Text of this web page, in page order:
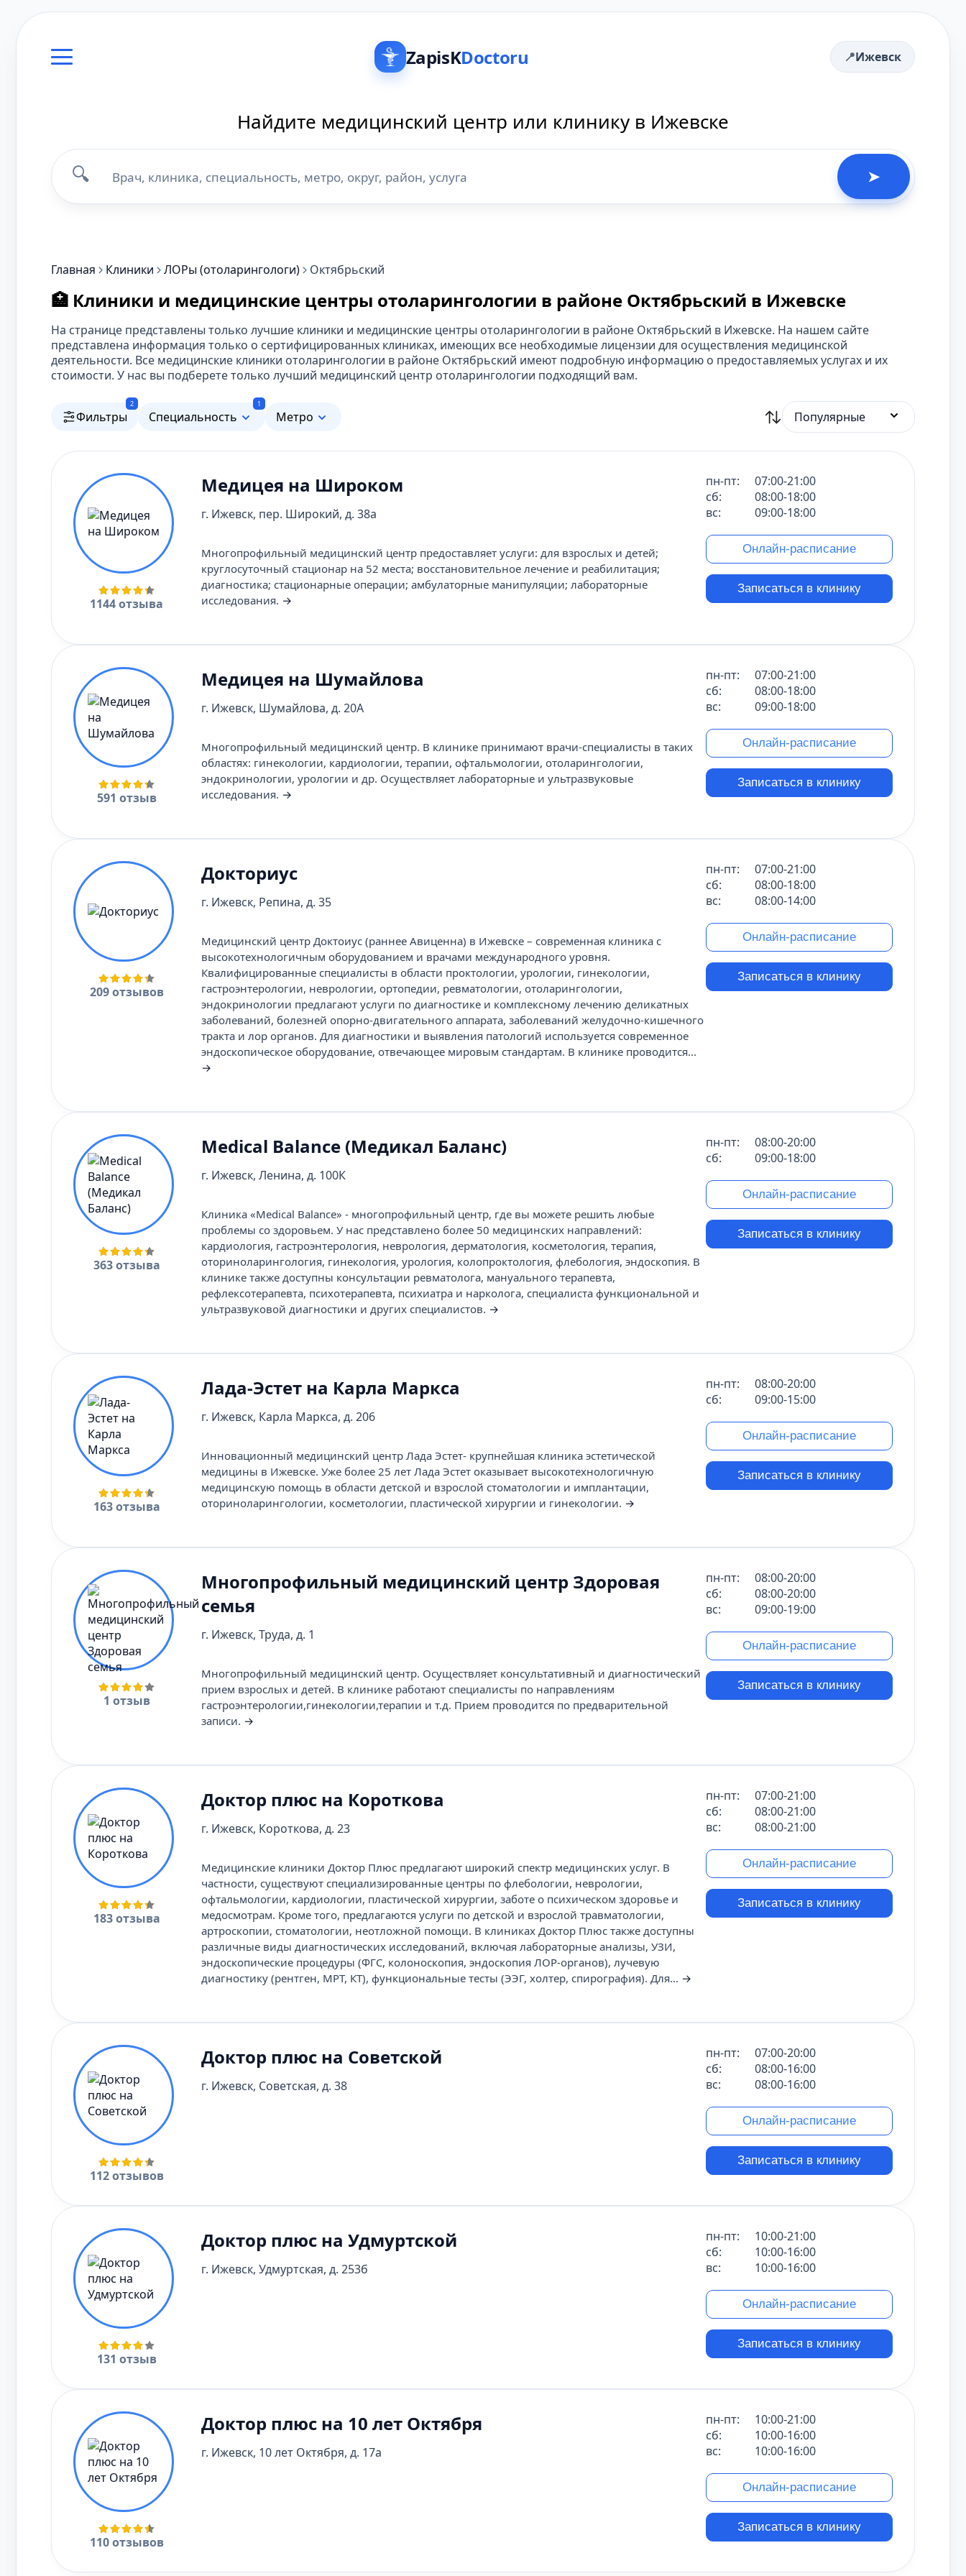
ZapisKDoctoru Ижевск
Найдите медицинский центр или клинику в Ижевске
🔍 ➤
Главная Клиники ЛОРы (отоларингологи) Октябрьский
🏥 Клиники и медицинские центры отоларингологии в районе Октябрьский в Ижевске
На странице представлены только лучшие клиники и медицинские центры отоларингологии в районе Октябрьский в Ижевске. На нашем сайте
представлена информация только о сертифицированных клиниках, имеющих все необходимые лицензии для осуществления медицинской
деятельности. Все медицинские клиники отоларингологии в районе Октябрьский имеют подробную информацию о предоставляемых услугах и их
стоимости. У нас вы подберете только лучший медицинский центр отоларингологии подходящий вам.
Фильтры
2
Специальность
1
Метро Популярные
1144 отзыва
Медицея на Широком
г. Ижевск, пер. Широкий, д. 38а
Многопрофильный медицинский центр предоставляет услуги: для взрослых и детей;
круглосуточный стационар на 52 места; восстановительное лечение и реабилитация;
диагностика; стационарные операции; амбулаторные манипуляции; лабораторные
исследования. →
пн-пт:
07:00-21:00
сб:
08:00-18:00
вс:
09:00-18:00
Онлайн-расписание
Записаться в клинику
591 отзыв
Медицея на Шумайлова
г. Ижевск, Шумайлова, д. 20А
Многопрофильный медицинский центр. В клинике принимают врачи-специалисты в таких
областях: гинекологии, кардиологии, терапии, офтальмологии, отоларингологии,
эндокринологии, урологии и др. Осуществляет лабораторные и ультразвуковые
исследования. →
пн-пт:
07:00-21:00
сб:
08:00-18:00
вс:
09:00-18:00
Онлайн-расписание
Записаться в клинику
209 отзывов
Докториус
г. Ижевск, Репина, д. 35
Медицинский центр Доктоиус (раннее Авиценна) в Ижевске – современная клиника с
высокотехнологичным оборудованием и врачами международного уровня.
Квалифицированные специалисты в области проктологии, урологии, гинекологии,
гастроэнтерологии, неврологии, ортопедии, ревматологии, отоларингологии,
эндокринологии предлагают услуги по диагностике и комплексному лечению деликатных
заболеваний, болезней опорно-двигательного аппарата, заболеваний желудочно-кишечного
тракта и лор органов. Для диагностики и выявления патологий используется современное
эндоскопическое оборудование, отвечающее мировым стандартам. В клинике проводится...
→
пн-пт:
07:00-21:00
сб:
08:00-18:00
вс:
08:00-14:00
Онлайн-расписание
Записаться в клинику
363 отзыва
Medical Balance (Медикал Баланс)
г. Ижевск, Ленина, д. 100К
Клиника «Medical Balance» - многопрофильный центр, где вы можете решить любые
проблемы со здоровьем. У нас представлено более 50 медицинских направлений:
кардиология, гастроэнтерология, неврология, дерматология, косметология, терапия,
оториноларингология, гинекология, урология, колопроктология, флебология, эндоскопия. В
клинике также доступны консультации ревматолога, мануального терапевта,
рефлексотерапевта, психотерапевта, психиатра и нарколога, специалиста функциональной и
ультразвуковой диагностики и других специалистов. →
пн-пт:
08:00-20:00
сб:
09:00-18:00
Онлайн-расписание
Записаться в клинику
163 отзыва
Лада-Эстет на Карла Маркса
г. Ижевск, Карла Маркса, д. 206
Инновационный медицинский центр Лада Эстет- крупнейшая клиника эстетической
медицины в Ижевске. Уже более 25 лет Лада Эстет оказывает высокотехнологичную
медицинскую помощь в области детской и взрослой стоматологии и имплантации,
оториноларингологии, косметологии, пластической хирургии и гинекологии. →
пн-пт:
08:00-20:00
сб:
09:00-15:00
Онлайн-расписание
Записаться в клинику
1 отзыв
Многопрофильный медицинский центр Здоровая
семья
г. Ижевск, Труда, д. 1
Многопрофильный медицинский центр. Осуществляет консультативный и диагностический
прием взрослых и детей. В клинике работают специалисты по направлениям
гастроэнтерологии,гинекологии,терапии и т.д. Прием проводится по предварительной
записи. →
пн-пт:
08:00-20:00
сб:
08:00-20:00
вс:
09:00-19:00
Онлайн-расписание
Записаться в клинику
183 отзыва
Доктор плюс на Короткова
г. Ижевск, Короткова, д. 23
Медицинские клиники Доктор Плюс предлагают широкий спектр медицинских услуг. В
частности, существуют специализированные центры по флебологии, неврологии,
офтальмологии, кардиологии, пластической хирургии, заботе о психическом здоровье и
медосмотрам. Кроме того, предлагаются услуги по детской и взрослой травматологии,
артроскопии, стоматологии, неотложной помощи. В клиниках Доктор Плюс также доступны
различные виды диагностических исследований, включая лабораторные анализы, УЗИ,
эндоскопические процедуры (ФГС, колоноскопия, эндоскопия ЛОР-органов), лучевую
диагностику (рентген, МРТ, КТ), функциональные тесты (ЭЭГ, холтер, спирография). Для... →
пн-пт:
07:00-21:00
сб:
08:00-21:00
вс:
08:00-21:00
Онлайн-расписание
Записаться в клинику
112 отзывов
Доктор плюс на Советской
г. Ижевск, Советская, д. 38
пн-пт:
07:00-20:00
сб:
08:00-16:00
вс:
08:00-16:00
Онлайн-расписание
Записаться в клинику
131 отзыв
Доктор плюс на Удмуртской
г. Ижевск, Удмуртская, д. 253б
пн-пт:
10:00-21:00
сб:
10:00-16:00
вс:
10:00-16:00
Онлайн-расписание
Записаться в клинику
110 отзывов
Доктор плюс на 10 лет Октября
г. Ижевск, 10 лет Октября, д. 17а
пн-пт:
10:00-21:00
сб:
10:00-16:00
вс:
10:00-16:00
Онлайн-расписание
Записаться в клинику